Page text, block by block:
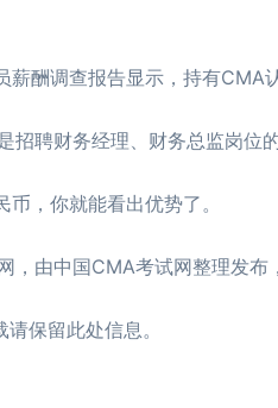
调查报告显示，持有CMA
招聘财务经理、财务总监岗位
，你就能看出优势了。
由中国CMA考试网整理发布
保留此处信息。